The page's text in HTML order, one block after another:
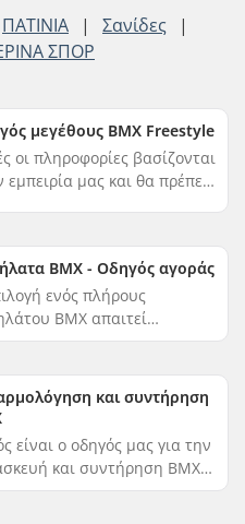
ΠΑΤΙΝΙΑ | Σανίδες
|
ΣΠΟΡ
μεγέθους BMX Freestyle
οι πληροφορίες βασίζονται
εμπειρία μας και θα πρέπει
επιλογή που βασί...
BMX - Οδηγός αγοράς
ενός πλήρους
BMX απαιτεί
εξέταση διαφόρων
ότι ανταποκρίνεται
ανάγκες και τις προτ...
και συντήρηση
είναι ο οδηγός μας για την
και συντήρηση BMX.
πρόκειται για την